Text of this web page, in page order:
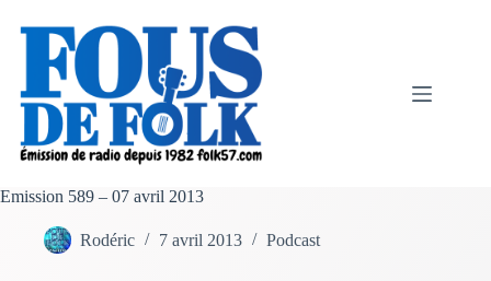
Emission 589 – 07 avril 2013
Rodéric 7 avril 2013 Podcast